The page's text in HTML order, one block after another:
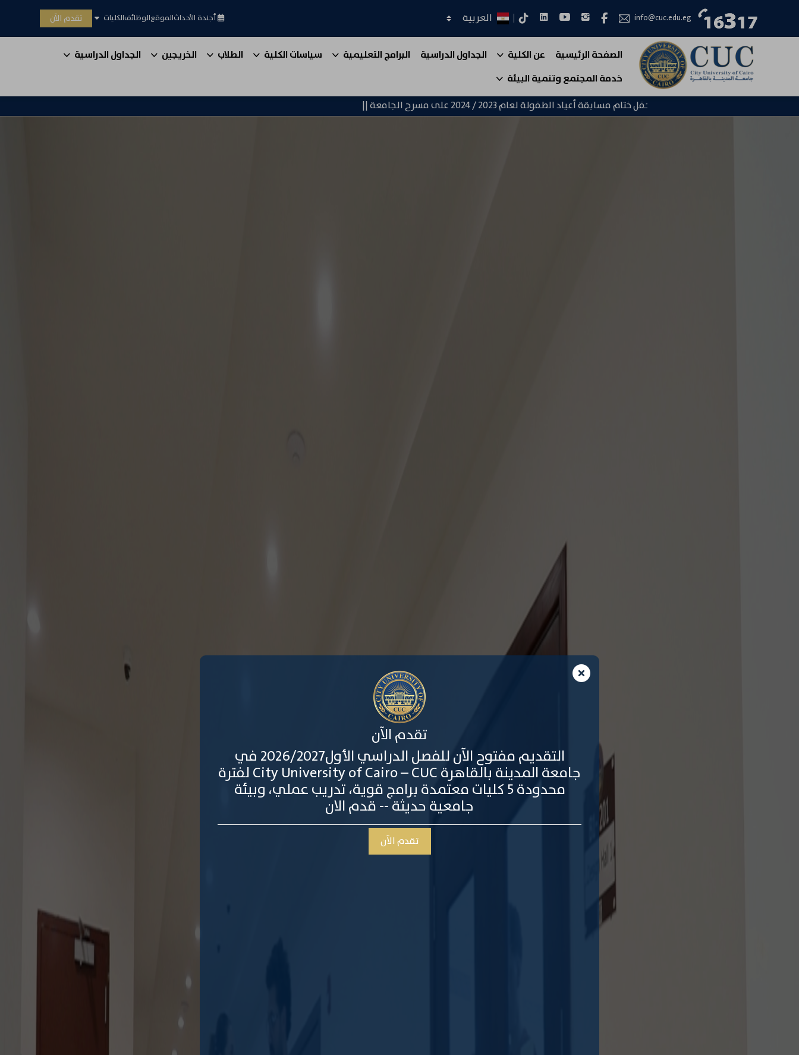
info@cuc.edu.eg فيس بوكانستجراميوتيوبلينكدانتيك توكاختر اللغة أجندة الأحداثالموقعالوظائفالكليات تقدم الآن
الصفحة الرئيسية عن الكلية الجداول الدراسية البرامج التعليمية سياسات الكلية الطلاب الخريجين
الجداول الدراسية
خدمة المجتمع وتنمية البيئة
حفل ختام مسابقة أعياد الطفولة لعام 2023 / 2024 على مسرح الجامعة ||
تقدم الآن
التقديم مفتوح الآن للفصل الدراسي الأول2026/2027 في
جامعة المدينة بالقاهرة City University of Cairo – CUC لفترة
محدودة 5 كليات معتمدة برامج قوية، تدريب عملي، وبيئة
جامعية حديثة -- قدم الان
تقدم الآن